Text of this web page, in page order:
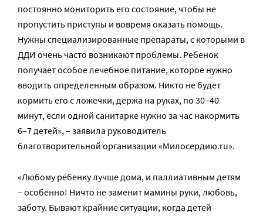
постоянно мониторить его состояние, чтобы не
пропустить приступы и вовремя оказать помощь.
Нужны специализированные препараты, с которыми в
ДДИ очень часто возникают проблемы. Ребенок
получает особое лечебное питание, которое нужно
вводить определенным образом. Никто не будет
кормить его с ложечки, держа на руках, по 30–40
минут, если одной санитарке нужно за час накормить
6–7 детей», – заявила руководитель
благотворительной организации «Милосердию.ru».
«Любому ребенку лучше дома, и паллиативным детям
– особенно! Ничто не заменит мамины руки, любовь,
заботу. Бывают крайние ситуации, когда детей